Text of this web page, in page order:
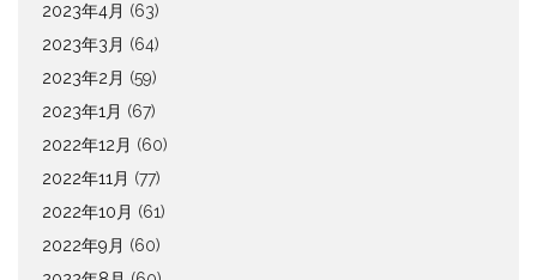
2023年4月 (63)
2023年3月 (64)
2023年2月 (59)
2023年1月 (67)
2022年12月 (60)
2022年11月 (77)
2022年10月 (61)
2022年9月 (60)